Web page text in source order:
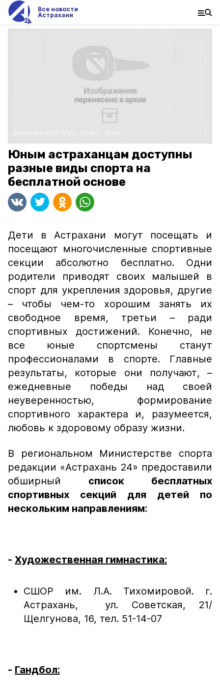
Все новости
Астрахани
Юным астраханцам доступны
разные виды спорта на
бесплатной основе
Дети в Астрахани могут посещать и
посещают многочисленные спортивные
секции абсолютно бесплатно. Одни
родители приводят своих малышей в
спорт для укрепления здоровья, другие
– чтобы чем-то хорошим занять их
свободное время, третьи – ради
спортивных достижений. Конечно, не
все юные спортсмены станут
профессионалами в спорте. Главные
результаты, которые они получают, –
ежедневные победы над своей
неуверенностью, формирование
спортивного характера и, разумеется,
любовь к здоровому образу жизни.
В региональном Министерстве спорта
редакции «Астрахань 24» предоставили
обширный список бесплатных
спортивных секций для детей по
нескольким направлениям:
- Художественная гимнастика:
СШОР им. Л.А. Тихомировой. г.
Астрахань, ул. Советская, 21/
Щелгунова, 16, тел. 51-14-07
- Гандбол: